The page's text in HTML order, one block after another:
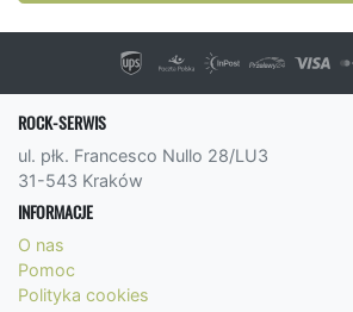
ROCK-SERWIS
ul. płk. Francesco Nullo 28/LU3
31-543 Kraków
INFORMACJE
O nas
Pomoc
Polityka cookies